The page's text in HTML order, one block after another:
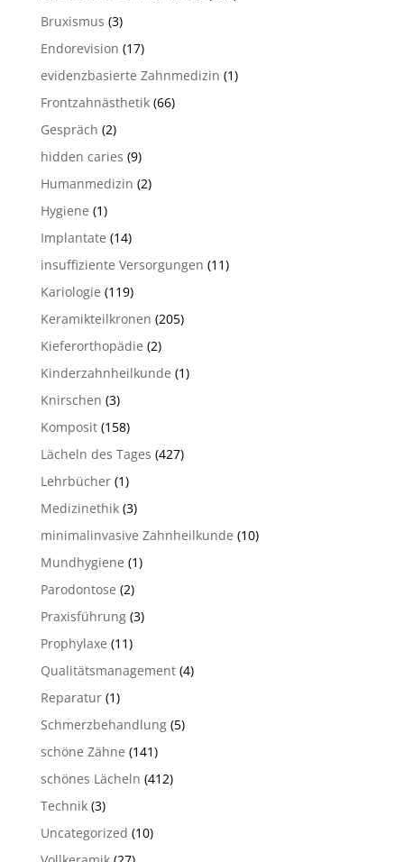
Bruxismus (3)
Endorevision (17)
evidenzbasierte Zahnmedizin (1)
Frontzahnästhetik(66)
Gespräch (2)
hidden caries (9)
Humanmedizin (2)
Hygiene (1)
Implantate (14)
insuffiziente Versorgungen (11)
Kariologie (119)
Keramikteilkronen (205)
Kieferorthopädie (2)
Kinderzahnheilkunde (1)
Knirschen (3)
Komposit(158)
Lächeln des Tages (427)
Lehrbücher(1)
Medizinethik(3)
minimalinvasive Zahnheilkunde (10)
Mundhygiene (1)
Parodontose (2)
Praxisführung(3)
Prophylaxe (11)
Qualitätsmanagement(4)
Reparatur(1)
Schmerzbehandlung(5)
schöne Zähne (141)
schönes Lächeln (412)
Technik(3)
Uncategorized (10)